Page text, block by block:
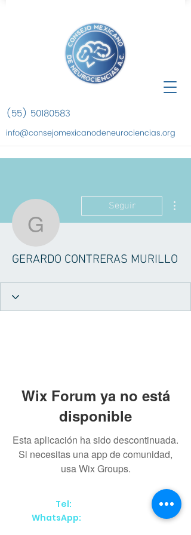
info@consejomexicanodeneurociencias.org
(55) 50180583
GERARDO
Seguir
GERARDO CONTRERAS MURILLO
Wix Forum ya no está
disponible
Esta aplicación ha sido descontinuada.
Si necesitas una app de comunidad,
usa Wix Groups.
Tel:
WhatsApp: (52) 56 1602 0929